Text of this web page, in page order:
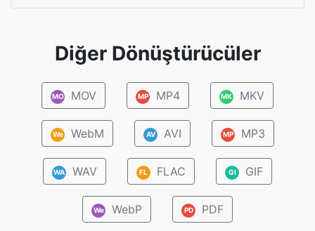
Diğer Dönüştürücüler
MO MOV MP MP4 MK MKV
We WebM AV AVI MP MP3
WA WAV FL FLAC GI GIF
We WebP PD PDF